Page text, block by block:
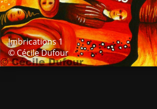
Imbrications 1
© Cécile Dufour